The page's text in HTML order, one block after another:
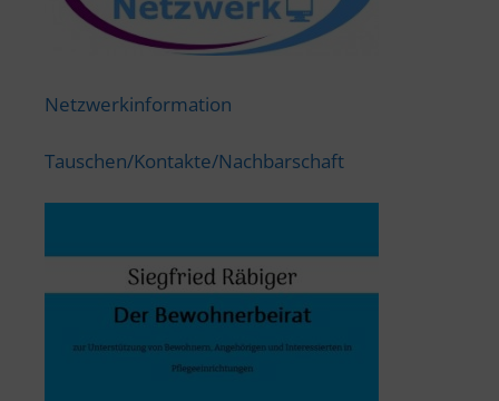
Netzwerkinformation
Tauschen/Kontakte/Nachbarschaft